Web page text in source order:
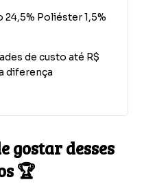
Poliéster 1,5%
de custo até R$
diferença
gostar desses
🏆